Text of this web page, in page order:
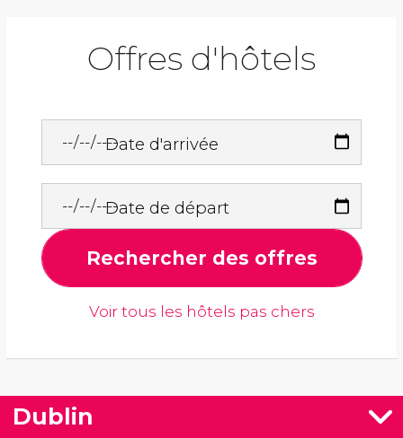
Offres d'hôtels
Date d'arrivée
Date de départ
Rechercher des offres
Voir tous les hôtels pas chers
Dublin